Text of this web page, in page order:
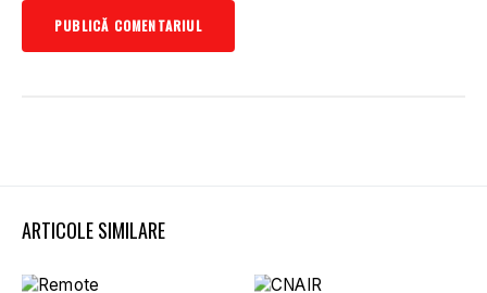
ARTICOLE SIMILARE